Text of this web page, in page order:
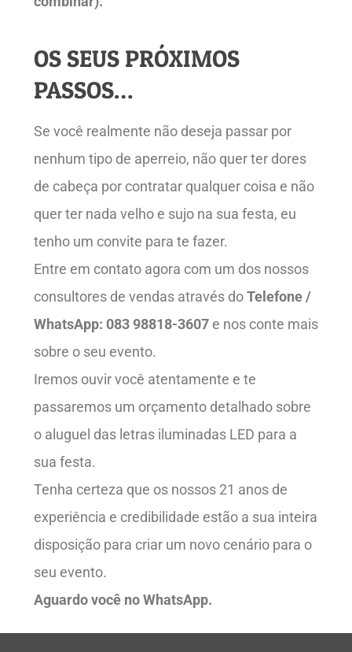
OS SEUS PRÓXIMOS
PASSOS…
Se você realmente não deseja passar por
nenhum tipo de aperreio, não quer ter dores
de cabeça por contratar qualquer coisa e não
quer ter nada velho e sujo na sua festa, eu
tenho um convite para te fazer.
Entre em contato agora com um dos nossos
consultores de vendas através doTelefone /
WhatsApp: 083 98818-3607 e nos conte mais
sobre o seu evento.
Iremos ouvir você atentamente e te
passaremos um orçamento detalhado sobre
o aluguel das letras iluminadas LED para a
sua festa.
Tenha certeza que os nossos 21 anos de
experiência e credibilidade estão a sua inteira
disposição para criar um novo cenário para o
seu evento.
Aguardo você no WhatsApp.